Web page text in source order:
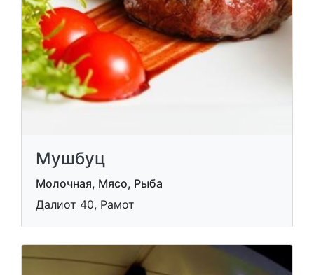
Мушбуц
Молочная, Мясо, Рыба
Далиот 40, Рамот